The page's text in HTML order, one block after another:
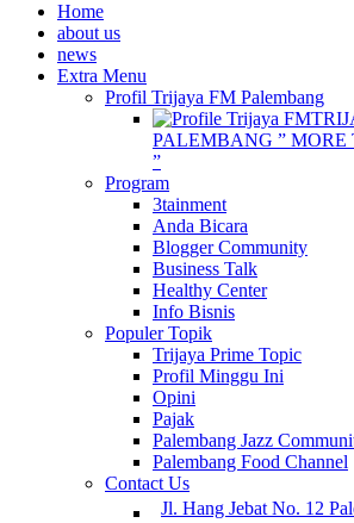
Home
about us
news
Extra Menu
Profil Trijaya FM Palembang
PALEMBANG ” MORE
”
Program
3tainment
Anda Bicara
Blogger Community
Business Talk
Healthy Center
Info Bisnis
Populer Topik
Trijaya Prime Topic
Profil Minggu Ini
Opini
Pajak
Palembang Jazz
Palembang Food Channel
Contact Us
Jl. Hang Jebat No. 12